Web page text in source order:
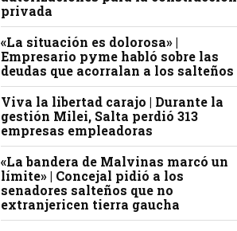
privada
«La situación es dolorosa» |
Empresario pyme habló sobre las
deudas que acorralan a los salteños
Viva la libertad carajo | Durante la
gestión Milei, Salta perdió 313
empresas empleadoras
«La bandera de Malvinas marcó un
límite» | Concejal pidió a los
senadores salteños que no
extranjericen tierra gaucha